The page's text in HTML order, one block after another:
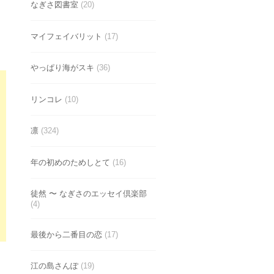
なぎさ図書室 (20)
マイフェイバリット (17)
やっぱり海がスキ (36)
リンコレ (10)
凛(324)
年の初めのためしとて (16)
徒然 〜 なぎさのエッセイ倶楽部
(4)
最後から二番目の恋(17)
江の島さんぽ(19)